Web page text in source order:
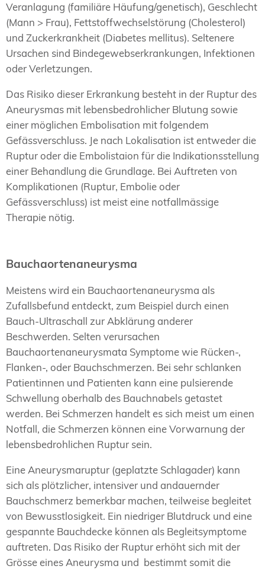
Veranlagung (familiäre Häufung/genetisch), Geschlecht
(Mann > Frau), Fettstoffwechselstörung (Cholesterol)
und Zuckerkrankheit (Diabetes mellitus). Seltenere
Ursachen sind Bindegewebserkrankungen, Infektionen
oder Verletzungen.
Das Risiko dieser Erkrankung besteht in der Ruptur des
Aneurysmas mit lebensbedrohlicher Blutung sowie
einer möglichen Embolisation mit folgendem
Gefässverschluss. Je nach Lokalisation ist entweder die
Ruptur oder die Embolistaion für die Indikationsstellung
einer Behandlung die Grundlage. Bei Auftreten von
Komplikationen (Ruptur, Embolie oder
Gefässverschluss) ist meist eine notfallmässige
Therapie nötig.
Bauchaortenaneurysma
Meistens wird ein Bauchaortenaneurysma als
Zufallsbefund entdeckt, zum Beispiel durch einen
Bauch-Ultraschall zur Abklärung anderer
Beschwerden. Selten verursachen
Bauchaortenaneurysmata Symptome wie Rücken-,
Flanken-, oder Bauchschmerzen. Bei sehr schlanken
Patientinnen und Patienten kann eine pulsierende
Schwellung oberhalb des Bauchnabels getastet
werden. Bei Schmerzen handelt es sich meist um einen
Notfall, die Schmerzen können eine Vorwarnung der
lebensbedrohlichen Ruptur sein.
Eine Aneurysmaruptur (geplatzte Schlagader) kann
sich als plötzlicher, intensiver und andauernder
Bauchschmerz bemerkbar machen, teilweise begleitet
von Bewusstlosigkeit. Ein niedriger Blutdruck und eine
gespannte Bauchdecke können als Begleitsymptome
auftreten. Das Risiko der Ruptur erhöht sich mit der
Grösse eines Aneurysma und bestimmt somit die